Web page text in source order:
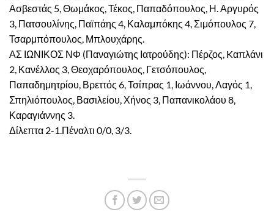
Ασβεστάς 5, Θωμάκος, Τέκος, Παπαδόπουλος, Η. Αργυρός
3, Πατσουλίνης, Παϊπάης 4, Καλαμπόκης 4, Σιμόπουλος 7,
Τσαρμπόπουλος, Μπλουχάρης.
ΑΣ ΙΩΝΙΚΟΣ ΝΦ (Παναγιώτης Ιατρούδης): Πέρζος, Kαπλάνι
2, Κανέλλος 3, Θεοχαρόπουλος, Γετσόπουλος,
Παπαδημητρίου, Βρεττός 6, Τσίπρας 1, Ιωάννου, Λαγός 1,
Σπηλιόπουλος, Βασιλείου, Χήνος 3, Παπανικολάου 8,
Καραγιάννης 3.
Δίλεπτα 2-1.Πέναλτι 0/0, 3/3.